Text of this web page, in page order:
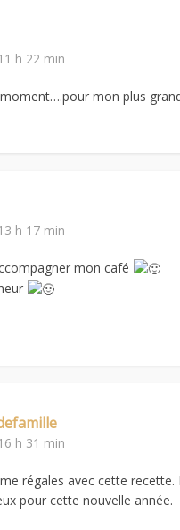
h 22 min
mon plus
h 17 min
mon café
h 31 min
régales avec cette
pour cette nouvelle année.